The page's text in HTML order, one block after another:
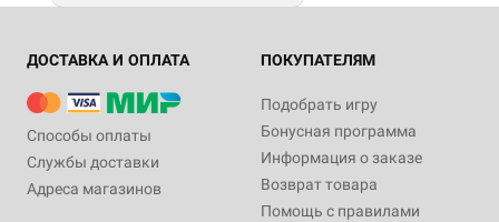
ДОСТАВКА И ОПЛАТА
Способы оплаты
Службы доставки
Адреса магазинов
ПОКУПАТЕЛЯМ
Подобрать игру
Бонусная программа
Информация о заказе
Возврат товара
Помощь с правилами